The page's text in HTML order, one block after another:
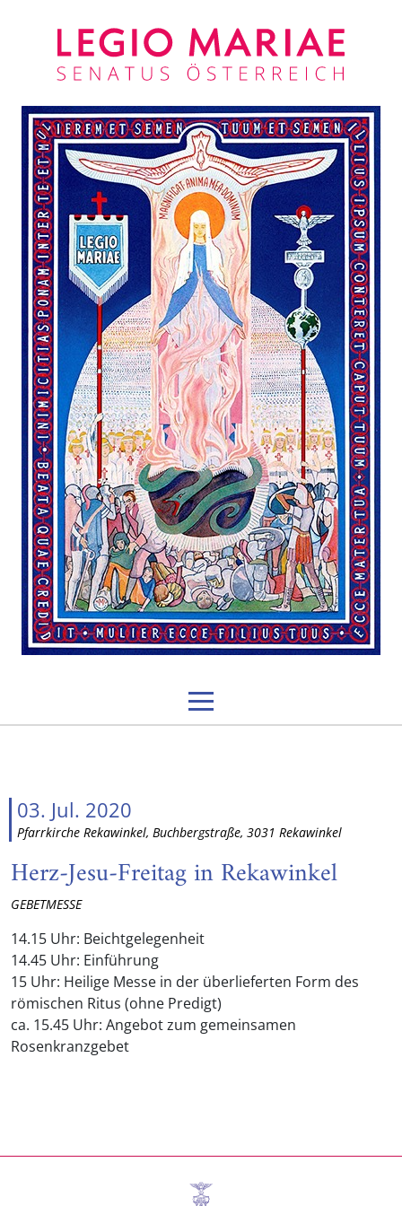
03. Jul. 2020
Pfarrkirche Rekawinkel, Buchbergstraße, 3031 Rekawinkel
Herz-Jesu-Freitag in Rekawinkel
GEBETMESSE
14.15 Uhr: Beichtgelegenheit
14.45 Uhr: Einführung
15 Uhr: Heilige Messe in der überlieferten Form des
römischen Ritus (ohne Predigt)
ca. 15.45 Uhr: Angebot zum gemeinsamen
Rosenkranzgebet